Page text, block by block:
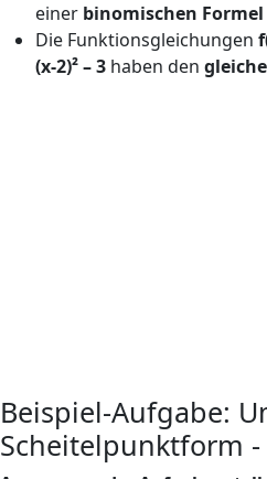
einer binomischen Formel
Die Funktionsgleichungen
(x-2)² – 3 haben den
Beispiel-Aufgabe:
Scheitelpunktform